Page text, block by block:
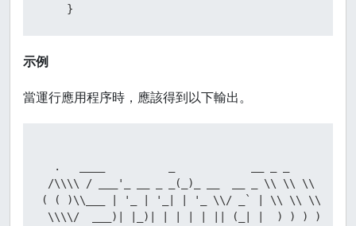
    }
示例
當運行應用程序時，應該得到以下輸出。
  .   ____          _            __ _ _
/\\\\ / ___'_ __ _ _(_)_ __  __ _ \\ \\ \\ \\
( ( )\\___ | '_ | '_| | '_ \\/ _` | \\ \\ \\ \\
\\\\/  ___)| |_)| | | | | || (_| |  ) ) ) )